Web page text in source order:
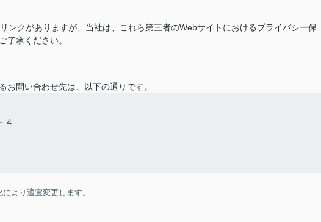
ンクがありますが、当社は、これら第三者のWebサイトにおけるプライバシー保
了承ください。
お問い合わせ先は、以下の通りです。
４
より適宜変更します。